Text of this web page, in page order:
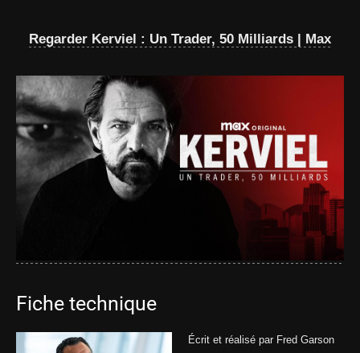
Regarder Kerviel : Un Trader, 50 Milliards | Max
Fiche technique
Écrit et réalisé par Fred Garson